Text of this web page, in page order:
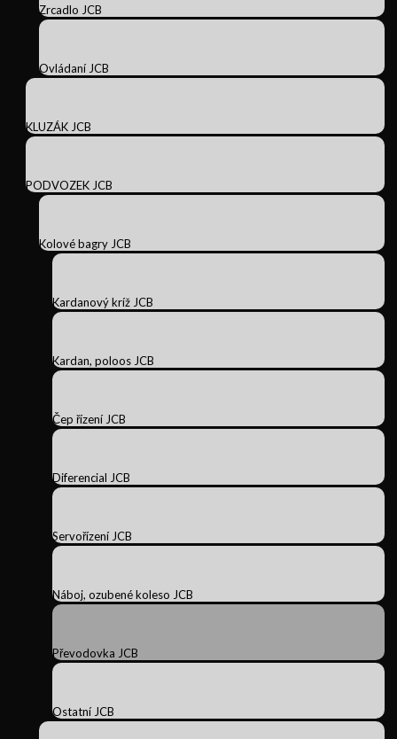
Zrcadlo JCB
Ovládaní JCB
KLUZÁK JCB
PODVOZEK JCB
Kolové bagry JCB
Kardanový kríž JCB
Kardan, poloos JCB
Čep řízení JCB
Diferencial JCB
Servořízení JCB
Náboj, ozubené koleso JCB
Převodovka JCB
Ostatní JCB